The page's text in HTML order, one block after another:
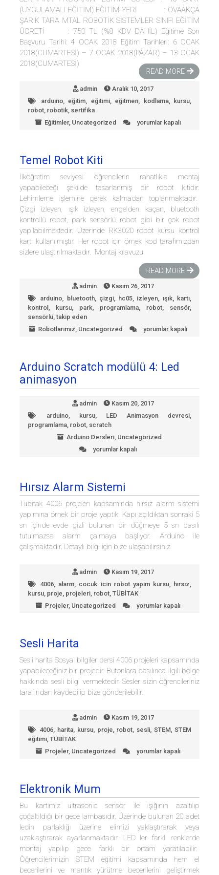
(UYGULAMALI EĞİTİM) EĞİTİM YERİ : OVAAKÇA
ŞARIK TARA MTAL ROBOTİK SİSTEMLER SINIFI EĞİTİM
ÜCRETİ : 750 TL (%8 KDV DAHİL) Eğitime Son
Başvuru Tarihi: 4 OCAK 2018 Eğitim Tarihleri: 6 OCAK
2018(CUMARTESİ) – 7 OCAK 2018(PAZAR) – 13 OCAK
2018(CUMARTESİ)
READ MORE
admin
Aralık 10, 2017
arduino, eğitim, eğitimi, eğitmen, kodlama, kursu,
robot, robotik, sertifika
Eğitimler, Uncategorized
ARDUINO
EĞİTMENLİĞİ
SERTİFİKA
PROGRAMI
için
yorumlar kapalı
Temel Robot Kiti
İlköğretim seviyesi öğrencilerin rahatlıkla montaj
yapabileceği şekilde tasarlanmış bir robot kitidir.
Lehimleme işlemine gerek kalmadan toplanmaktadır.
Çizgi izleyen, ışık izleyen, engelden kaçan, bluetooth
kontrollü robot, park sensörlü robot gibi bir çok robot
yapılabilmektedir. Üzerinde RK3020 robot kursu kontrol
kartı kullanılmıştır. Her robot için örnek kod tarafımızdan
sizlere ulaştırılmaktadır. Montaj kılavuzu
READ MORE
admin
Kasım 26, 2017
arduino, bluetooth, çizgi, hc05, izleyen, ışık, kartı,
kontrol , kursu, park, programlama, robot, sensör,
sensörlü, takip eden
Robotlarımız, Uncategorized
Temel
yorumlar kapalı
Arduino Scratch modülü 4: Led
animasyon
admin
Kasım 20, 2017
arduino, kursu, LED Animasyon devresi,
programlama, robot, scratch
Arduino Dersleri, Uncategorized
Arduino
Led
animasyon
için
yorumlar kapalı
Hırsız Alarm Sistemi
Tübitak 4006 projeleri kapsamında hırsız alarm sistemi
yapımına örnek bir proje yaptık. Kapı açıldıktan sonraki 5
sn içinde evde gizli bulunan bir düğmeye 5 sn basılı
tutulmazsa alarm çalmaya başlıyor. Arduino ile
çalışmaktadır. Detaylı bilgi için bize ulaşabilirsiniz.
admin
Kasım 19, 2017
4006, alarm, cocuk icin robot yapim kursu, hırsız,
kursu, proje, projeleri, robot, TÜBİTAK
Projeler, Uncategorized
Hırsız
yorumlar kapalı
Sesli Harita
Sesli harita Sosyal bilgiler dersi 4006 projeleri kapsamında
yapabileceğiniz bir projedir. Butonlara basılınca ilgili bölge
hakkında sesli bilgi vermektedir. Sesler sizin öğrencileriniz
tarafından kaydedilip bize gönderilebilir.
admin
Kasım 19, 2017
4006, harita, kursu, proje, robot, sesli,STEM, STEM
eğitimi, TÜBİTAK
Projeler, Uncategorized
Sesli
yorumlar kapalı
Elektronik Mum
Bu kartımız ultrasonic sensör ile ışığının azaltılıp
çoğaltıldığı bir gece lambasıdır. Üzerinde bulunan 20 adet
ledin parlaklığı üzerine elimizi yaklaştırarak veya
uzaklaştırarak ayarlanmaktadır. LED ler farklı renklerde
montaj yapılıp gece farklı bir ortam yaratılabilir.
Öğrencilerimizin STEM eğitimi kapsamında hem el
becerilerini ve mantık yürütme becerilerini geliştirmek